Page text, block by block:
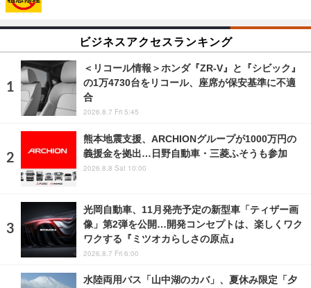
ビジネスアクセスランキング
＜リコール情報＞ホンダ『ZR-V』と『シビック』
の1万4730台をリコール、座席が保安基準に不適
合
2026.8.7 Fri 5:45
熊本地震支援、ARCHIONグループが1000万円の
義援金を拠出…日野自動車・三菱ふそうも参加
2026.8.8 Sat 10:00
光岡自動車、11月発売予定の新型車「ティザー画
像」第2弾を公開…開発コンセプトは、楽しくワク
ワクする『ミツオカらしさの原点』
2026.8.7 Fri 6:00
水陸両用バス「山中湖のカバ」、夏休み限定「夕